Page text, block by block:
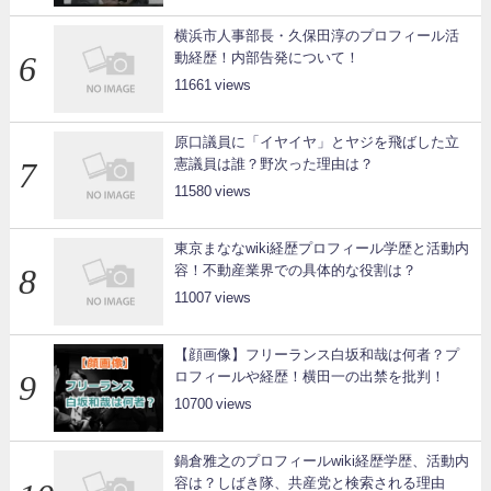
横浜市人事部長・久保田淳のプロフィール活
動経歴！内部告発について！
11661
原口議員に「イヤイヤ」とヤジを飛ばした立
憲議員は誰？野次った理由は？
11580
東京まななwiki経歴プロフィール学歴と活動内
容！不動産業界での具体的な役割は？
11007
【顔画像】フリーランス白坂和哉は何者？プ
ロフィールや経歴！横田一の出禁を批判！
10700
鍋倉雅之のプロフィールwiki経歴学歴、活動内
容は？しばき隊、共産党と検索される理由